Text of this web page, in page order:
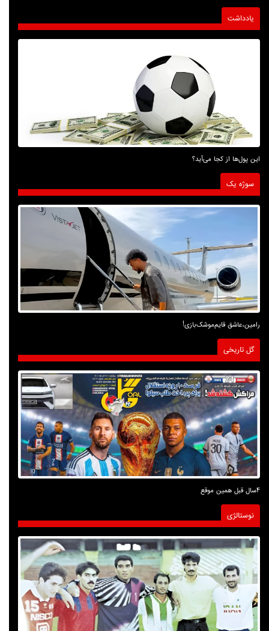
یادداشت
این پول‌ها از کجا می‌آید؟
سوژه یک
رامین،عاشق قایم‌موشک‌بازی!
گل تاریخی
4سال قبل همین موقع
نوستالژی